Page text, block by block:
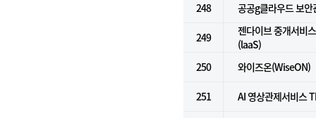
248 공공g클라우드 보안
249
젠다이브 중개서비
(laaS)
250
와이즈온(WiseON)
251 AI 영상관제서비스